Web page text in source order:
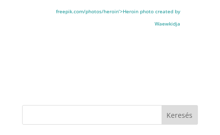
freepik.com/photos/heroin’>Heroin photo created by
Waewkidja
Keresés